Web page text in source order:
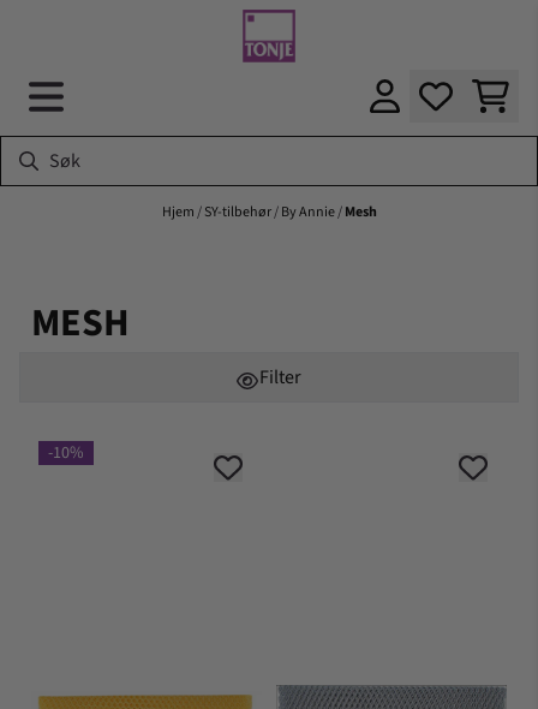
Hjem/SY-tilbehør/By Annie/Mesh
MESH
Filter
-10%